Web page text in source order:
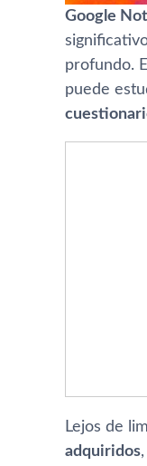
Google
profundo.
puede
Lejos de
adquiridos